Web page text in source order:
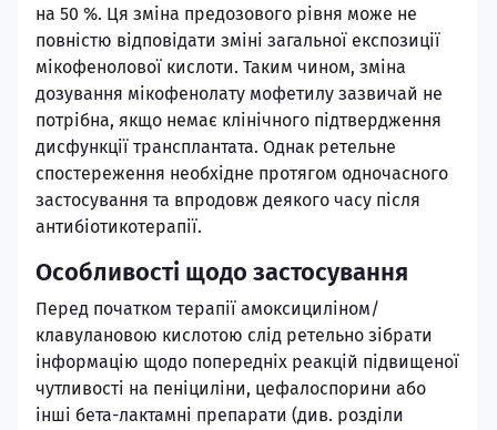
на 50 %. Ця зміна предозового рівня може не
повністю відповідати зміні загальної експозиції
мікофенолової кислоти. Таким чином, зміна
дозування мікофенолату мофетилу зазвичай не
потрібна, якщо немає клінічного підтвердження
дисфункції трансплантата. Однак ретельне
спостереження необхідне протягом одночасного
застосування та впродовж деякого часу після
антибіотикотерапії.
Особливості щодо застосування
Перед початком терапії амоксициліном/
клавулановою кислотою слід ретельно зібрати
інформацію щодо попередніх реакцій підвищеної
чутливості на пеніциліни, цефалоспорини або
інші бета-лактамні препарати (див. розділи